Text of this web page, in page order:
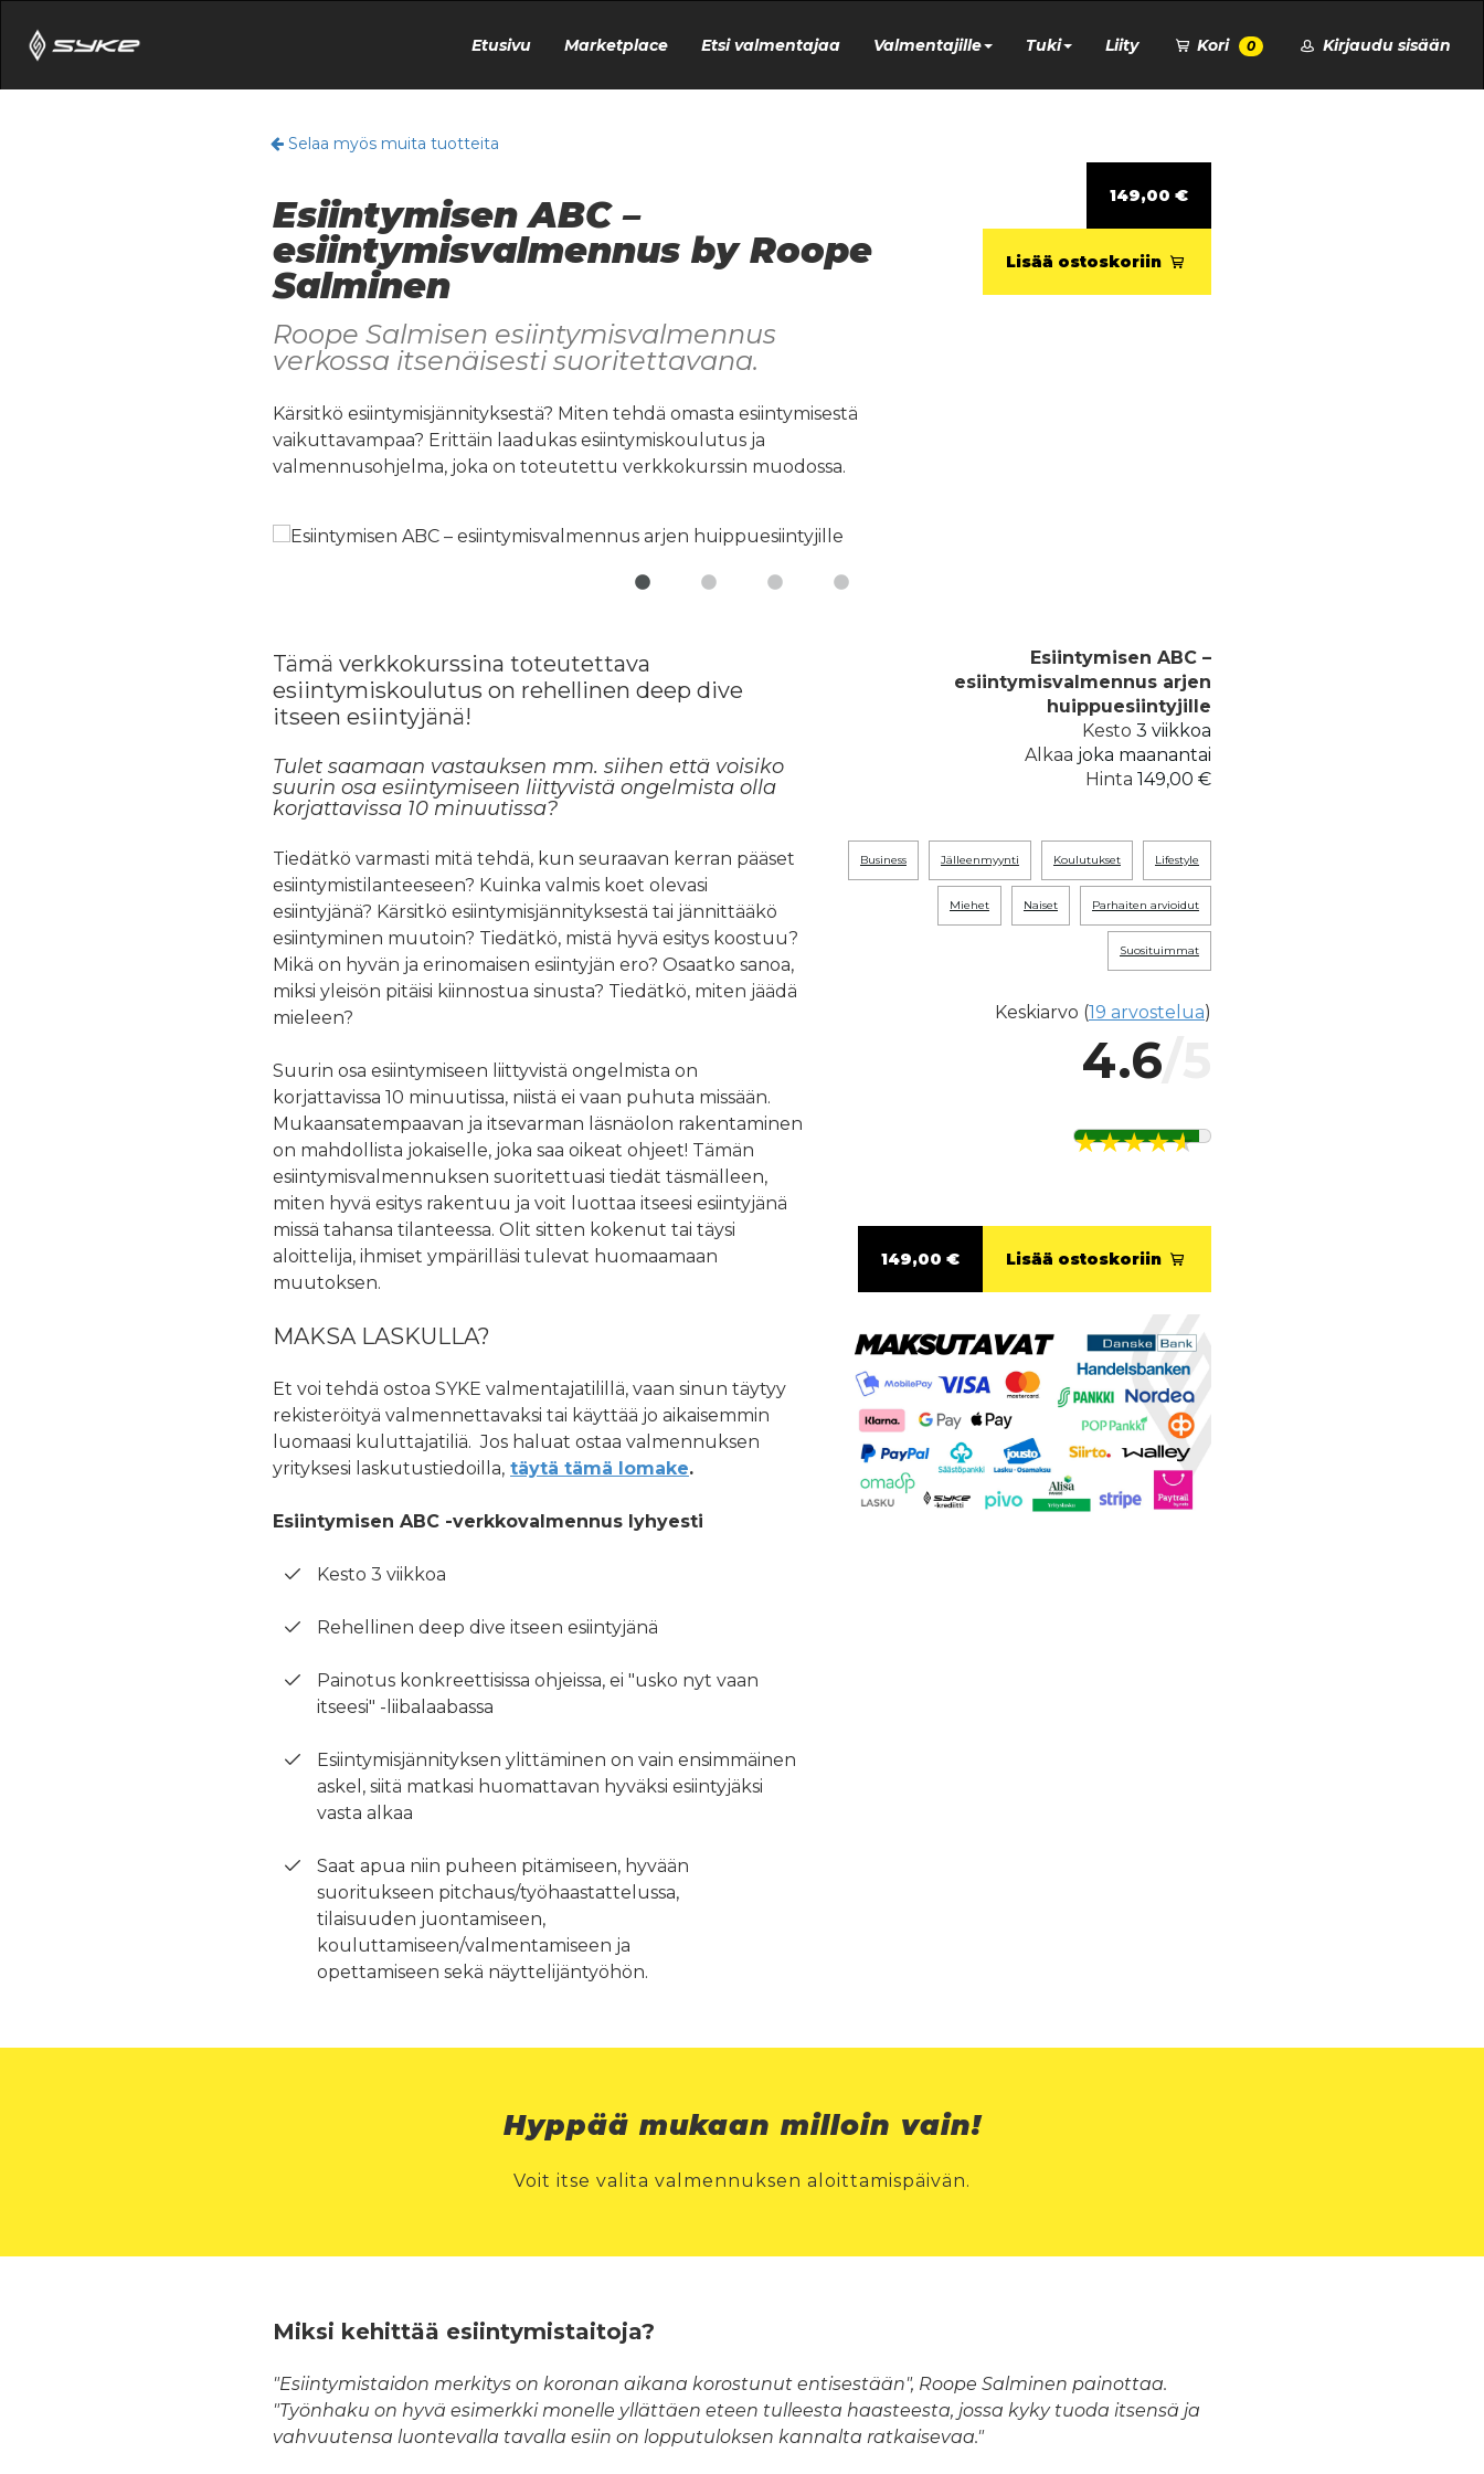
Etusivu Marketplace Etsi valmentajaa Valmentajille Tuki Liity Kori 0 Kirjaudu sisään
Selaa myös muita tuotteita
Esiintymisen ABC –
esiintymisvalmennus by Roope
Salminen
Roope Salmisen esiintymisvalmennus
verkossa itsenäisesti suoritettavana.
Kärsitkö esiintymisjännityksestä? Miten tehdä omasta esiintymisestä
vaikuttavampaa? Erittäin laadukas esiintymiskoulutus ja
valmennusohjelma, joka on toteutettu verkkokurssin muodossa.
149,00 €
Lisää ostoskoriin
Tämä verkkokurssina toteutettava
esiintymiskoulutus on rehellinen deep dive
itseen esiintyjänä!
Tulet saamaan vastauksen mm. siihen että voisiko
suurin osa esiintymiseen liittyvistä ongelmista olla
korjattavissa 10 minuutissa?
Tiedätkö varmasti mitä tehdä, kun seuraavan kerran pääset
esiintymistilanteeseen? Kuinka valmis koet olevasi
esiintyjänä? Kärsitkö esiintymisjännityksestä tai jännittääkö
esiintyminen muutoin? Tiedätkö, mistä hyvä esitys koostuu?
Mikä on hyvän ja erinomaisen esiintyjän ero? Osaatko sanoa,
miksi yleisön pitäisi kiinnostua sinusta? Tiedätkö, miten jäädä
mieleen?
Suurin osa esiintymiseen liittyvistä ongelmista on
korjattavissa 10 minuutissa, niistä ei vaan puhuta missään.
Mukaansatempaavan ja itsevarman läsnäolon rakentaminen
on mahdollista jokaiselle, joka saa oikeat ohjeet! Tämän
esiintymisvalmennuksen suoritettuasi tiedät täsmälleen,
miten hyvä esitys rakentuu ja voit luottaa itseesi esiintyjänä
missä tahansa tilanteessa. Olit sitten kokenut tai täysi
aloittelija, ihmiset ympärilläsi tulevat huomaamaan
muutoksen.
MAKSA LASKULLA?
Et voi tehdä ostoa SYKE valmentajatilillä, vaan sinun täytyy
rekisteröityä valmennettavaksi tai käyttää jo aikaisemmin
luomaasi kuluttajatiliä. Jos haluat ostaa valmennuksen
yrityksesi laskutustiedoilla, täytä tämä lomake.
Esiintymisen ABC -verkkovalmennus lyhyesti
Kesto 3 viikkoa
Rehellinen deep dive itseen esiintyjänä
Painotus konkreettisissa ohjeissa, ei "usko nyt vaan
itseesi" -liibalaabassa
Esiintymisjännityksen ylittäminen on vain ensimmäinen
askel, siitä matkasi huomattavan hyväksi esiintyjäksi
vasta alkaa
Saat apua niin puheen pitämiseen, hyvään
suoritukseen pitchaus/työhaastattelussa,
tilaisuuden juontamiseen,
kouluttamiseen/valmentamiseen ja
opettamiseen sekä näyttelijäntyöhön.
Esiintymisen ABC –
esiintymisvalmennus arjen
huippuesiintyjille
Kesto 3 viikkoa
Alkaa joka maanantai
Hinta 149,00 €
business jälleenmyynti koulutukset lifestyle
miehet naiset parhaiten arvioidut
suosituimmat
Keskiarvo (19 arvostelua)
4.6
149,00 € Lisää ostoskoriin
Hyppää mukaan milloin vain!
Voit itse valita valmennuksen aloittamispäivän.
Miksi kehittää esiintymistaitoja?
"Esiintymistaidon merkitys on koronan aikana korostunut entisestään", Roope Salminen painottaa.
"Työnhaku on hyvä esimerkki monelle yllättäen eteen tulleesta haasteesta, jossa kyky tuoda itsensä ja
vahvuutensa luontevalla tavalla esiin on lopputuloksen kannalta ratkaisevaa."